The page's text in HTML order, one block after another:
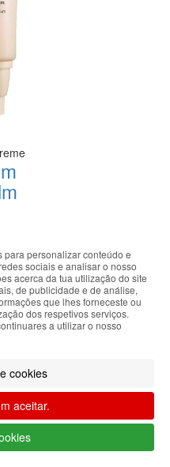
para personalizar conteúdo e
sociais e analisar o nosso
acerca da tua utilização do site
de publicidade e de análise,
que lhes forneceste ou
dos respetivos serviços.
a utilizar o nosso
cookies
aceitar.